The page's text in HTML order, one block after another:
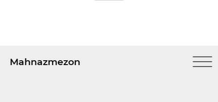
Mahnazmezon